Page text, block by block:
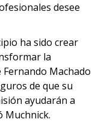
desee
ha sido crear
la
Machado
de que su
ayudarán a
Muchnick.